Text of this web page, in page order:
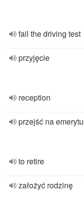
fail the driving test
przyjęcie
reception
przejść na
to retire
założyć rodzinę